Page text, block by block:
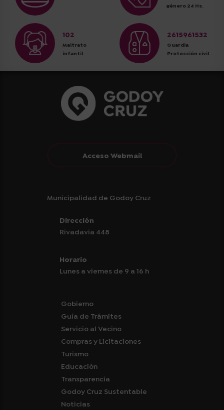
género 24 Hs.
102
Maltrato
infantil
2615961532
Guardia
Protección civil
Acceso Webmail
Municipalidad de Godoy Cruz
Dirección
Rivadavia 448
Horario
Lunes a viernes de 9 a 16 h
Gobierno
Guía de Trámites
Servicio al Vecino
Compras y Licitaciones
Turismo
Educación
Transparencia
Godoy Cruz Sustentable
Noticias